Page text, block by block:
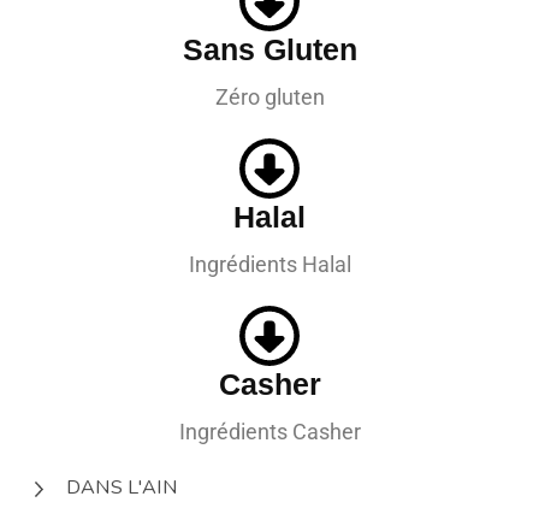
Sans Gluten
Zéro gluten
Halal
Ingrédients Halal
Casher
Ingrédients Casher
DANS L'AIN